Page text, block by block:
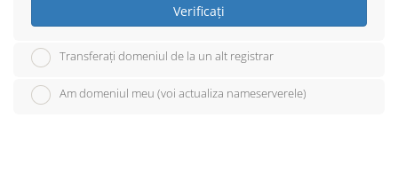
Verificați
Transferați domeniul de la un alt registrar
Am domeniul meu (voi actualiza nameserverele)